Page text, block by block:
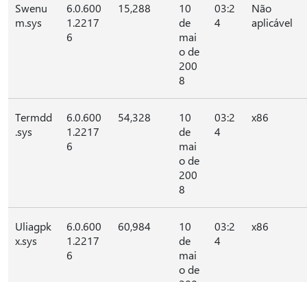
Swenu
m.sys
6.0.600
1.2217
6
15,288
10
de
mai
o de
200
8
03:2
4
Não
aplicável
Termdd
.sys
6.0.600
1.2217
6
54,328
10
de
mai
o de
200
8
03:2
4
x86
Uliagpk
x.sys
6.0.600
1.2217
6
60,984
10
de
mai
o de
03:2
4
x86